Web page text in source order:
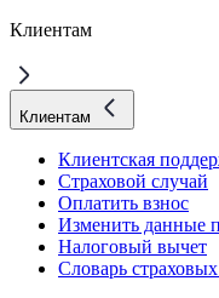
Клиентам
Клиентам
Клиентская
Страховой случай
Оплатить взнос
Изменить данные
Налоговый вычет
Словарь